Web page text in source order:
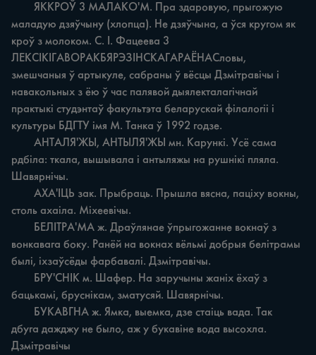
маладую дзяўчыну (хлопца). Не дзяўчына, a ўся кругом як
кроў з молоком. С. I. Фацеева 3
ЛЕКСІКІГАВОРАКБЯРЭЗІНСКАГАРАЁНАСловы,
змешчаныя ў артыкуле, сабраны ў вёсцы Дзмітравічы i
навакольных з ёю ў час палявой дыялекталагічнай
практыкі студэнтаў факультэта беларускай філалогіі i
культуры БДГТУ імя M. Танка ў 1992 годзе.
рдбіла: ткала, вышывала i антыляжы на рушнікі пляла.
Шавярнічы.
столь ахаіла. Міхеевічы.
вонкавага боку. Ранёй на вокнах вёльмі добрыя белітрамы
былі, іхзаўсёды фарбавалі. Дзмітравічы.
бацькамі, бруснікам, зматусяй. Шавярнічы.
дбуга дажджу не было, аж у букавіне вода высохла.
Дзмітравічы